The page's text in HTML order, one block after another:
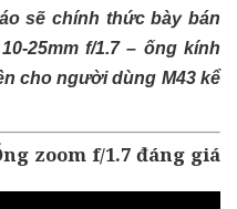
sẽ chính thức bày bán
25mm f/1.7 – ống kính
cho người dùng M43 kể
zoom f/1.7 đáng giá